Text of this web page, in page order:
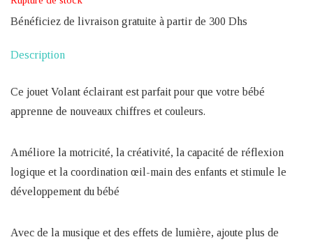
Bénéficiez de livraison gratuite à partir de 300 Dhs
Description
Ce jouet Volant éclairant est parfait pour que votre bébé
apprenne de nouveaux chiffres et couleurs.
Améliore la motricité, la créativité, la capacité de réflexion
logique et la coordination œil-main des enfants et stimule le
développement du bébé
Avec de la musique et des effets de lumière, ajoute plus de